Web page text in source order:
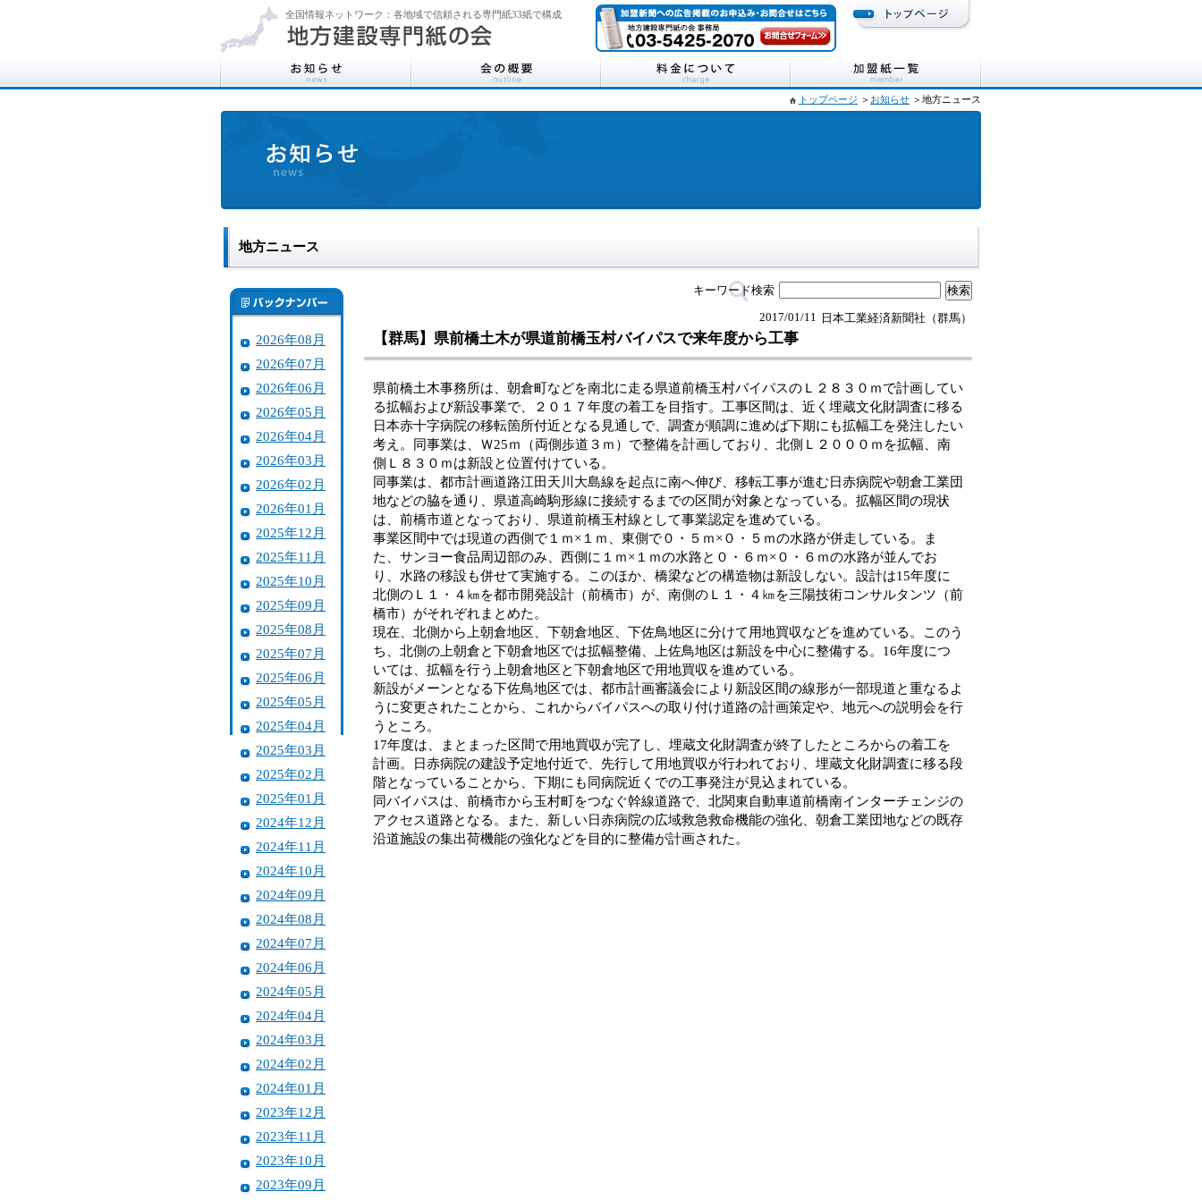
全国情報ネットワーク：各地域で信頼される専門紙33紙で構成
トップページ ＞ お知らせ ＞地方ニュース
地方ニュース
2026年08月
2026年07月
2026年06月
2026年05月
2026年04月
2026年03月
2026年02月
2026年01月
2025年12月
2025年11月
2025年10月
2025年09月
2025年08月
2025年07月
2025年06月
2025年05月
2025年04月
2025年03月
2025年02月
2025年01月
2024年12月
2024年11月
2024年10月
2024年09月
2024年08月
2024年07月
2024年06月
2024年05月
2024年04月
2024年03月
2024年02月
2024年01月
2023年12月
2023年11月
2023年10月
2023年09月
キーワード検索
日本工業経済新聞社（群馬）
2017/01/11
【群馬】県前橋土木が県道前橋玉村バイパスで来年度から工事
県前橋土木事務所は、朝倉町などを南北に走る県道前橋玉村バイパスのＬ２８３０ｍで計画してい
る拡幅および新設事業で、２０１７年度の着工を目指す。工事区間は、近く埋蔵文化財調査に移る
日本赤十字病院の移転箇所付近となる見通しで、調査が順調に進めば下期にも拡幅工を発注したい
考え。同事業は、Ｗ25ｍ（両側歩道３ｍ）で整備を計画しており、北側Ｌ２０００ｍを拡幅、南
側Ｌ８３０ｍは新設と位置付けている。
同事業は、都市計画道路江田天川大島線を起点に南へ伸び、移転工事が進む日赤病院や朝倉工業団
地などの脇を通り、県道高崎駒形線に接続するまでの区間が対象となっている。拡幅区間の現状
は、前橋市道となっており、県道前橋玉村線として事業認定を進めている。
事業区間中では現道の西側で１ｍ×１ｍ、東側で０・５ｍ×０・５ｍの水路が併走している。ま
た、サンヨー食品周辺部のみ、西側に１ｍ×１ｍの水路と０・６ｍ×０・６ｍの水路が並んでお
り、水路の移設も併せて実施する。このほか、橋梁などの構造物は新設しない。設計は15年度に
北側のＬ１・４㎞を都市開発設計（前橋市）が、南側のＬ１・４㎞を三陽技術コンサルタンツ（前
橋市）がそれぞれまとめた。
現在、北側から上朝倉地区、下朝倉地区、下佐鳥地区に分けて用地買収などを進めている。このう
ち、北側の上朝倉と下朝倉地区では拡幅整備、上佐鳥地区は新設を中心に整備する。16年度につ
いては、拡幅を行う上朝倉地区と下朝倉地区で用地買収を進めている。
新設がメーンとなる下佐鳥地区では、都市計画審議会により新設区間の線形が一部現道と重なるよ
うに変更されたことから、これからバイパスへの取り付け道路の計画策定や、地元への説明会を行
うところ。
17年度は、まとまった区間で用地買収が完了し、埋蔵文化財調査が終了したところからの着工を
計画。日赤病院の建設予定地付近で、先行して用地買収が行われており、埋蔵文化財調査に移る段
階となっていることから、下期にも同病院近くでの工事発注が見込まれている。
同バイパスは、前橋市から玉村町をつなぐ幹線道路で、北関東自動車道前橋南インターチェンジの
アクセス道路となる。また、新しい日赤病院の広域救急救命機能の強化、朝倉工業団地などの既存
沿道施設の集出荷機能の強化などを目的に整備が計画された。